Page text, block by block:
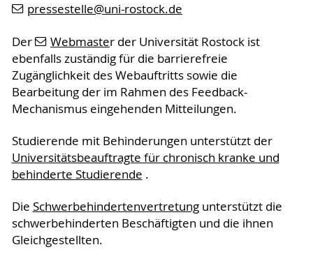
pressestelle@uni-rostock.de
Der Webmaster der Universität Rostock ist
ebenfalls zuständig für die barrierefreie
Zugänglichkeit des Webauftritts sowie die
Bearbeitung der im Rahmen des Feedback-
Mechanismus eingehenden Mitteilungen.
Studierende mit Behinderungen unterstützt der
Universitätsbeauftragte für chronisch kranke und
behinderte Studierende .
Die Schwerbehindertenvertretungunterstützt die
schwerbehinderten Beschäftigten und die ihnen
Gleichgestellten.